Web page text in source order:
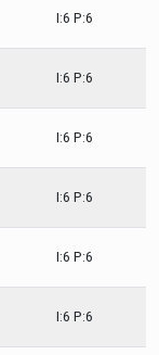
I:6 P:6
I:6 P:6
I:6 P:6
I:6 P:6
I:6 P:6
I:6 P:6